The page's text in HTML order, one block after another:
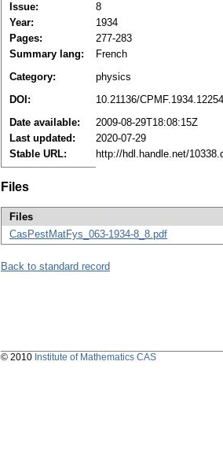
Issue:
8
Year:
1934
Pages:
277-283
Summary lang:
French
Category:
physics
DOI:
10.21136/
Date available:
2009-08-29T18:08:15Z
Last updated:
2020-07-29
Stable URL:
http://hdl.handle.net/
Files
Files
CasPestMatFys_063-1934-8_8.pdf
Back to standard record
© 2010 Institute of Mathematics CAS